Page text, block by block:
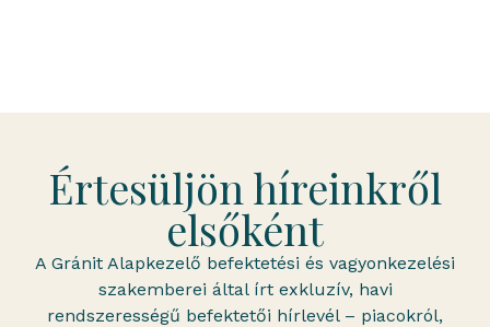
Értesüljön híreinkről
elsőként
A Gránit Alapkezelő befektetési és vagyonkezelési
szakemberei által írt exkluzív, havi
rendszerességű befektetői hírlevél – piacokról,